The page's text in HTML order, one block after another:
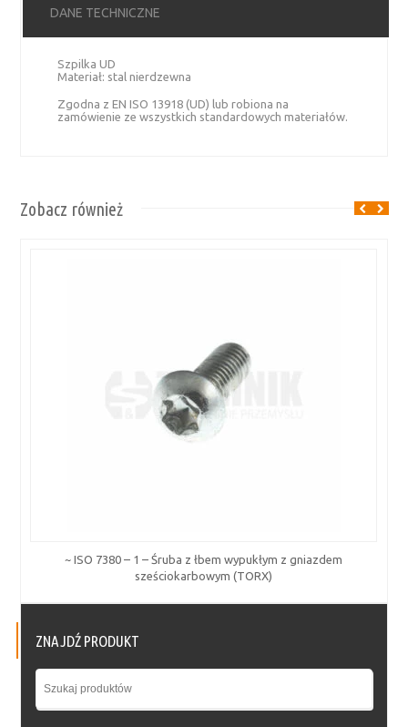
DANE TECHNICZNE
Szpilka UD
Materiał: stal nierdzewna
Zgodna z EN ISO 13918 (UD) lub robiona na
zamówienie ze wszystkich standardowych materiałów.
Zobacz również
~ ISO 7380 – 1 – Śruba z łbem wypukłym z gniazdem
sześciokarbowym (TORX)
ZNAJDŹ PRODUKT